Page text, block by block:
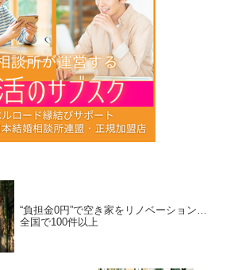
“負担金0円”で空き家をリノベーション…
全国で100件以上